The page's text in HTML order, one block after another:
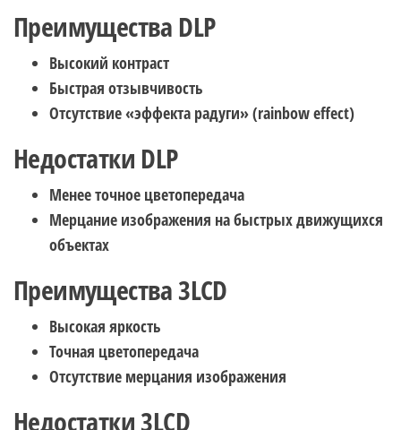
Преимущества DLP
Высокий контраст
Быстрая отзывчивость
Отсутствие «эффекта радуги» (rainbow effect)
Недостатки DLP
Менее точное цветопередача
Мерцание изображения на быстрых движущихся
объектах
Преимущества 3LCD
Высокая яркость
Точная цветопередача
Отсутствие мерцания изображения
Недостатки 3LCD